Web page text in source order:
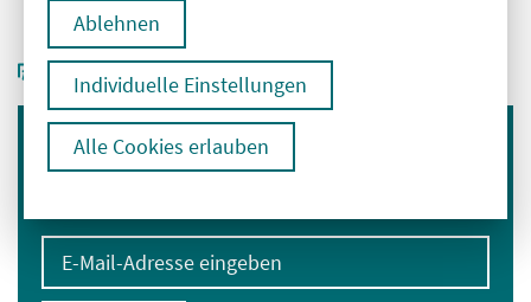
Ablehnen
Individuelle Einstellungen
Alle Cookies erlauben
Immer informiert bleiben
E-Mail-Adresse eingeben